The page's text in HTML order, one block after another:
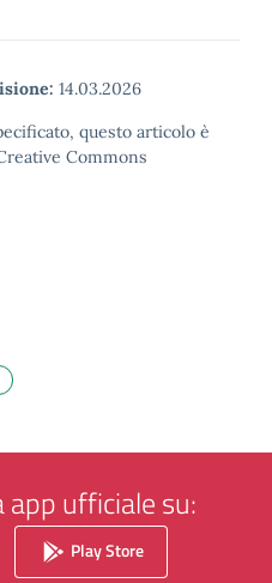
14.03.2026
questo articolo è
Commons
app ufficiale su:
Play Store